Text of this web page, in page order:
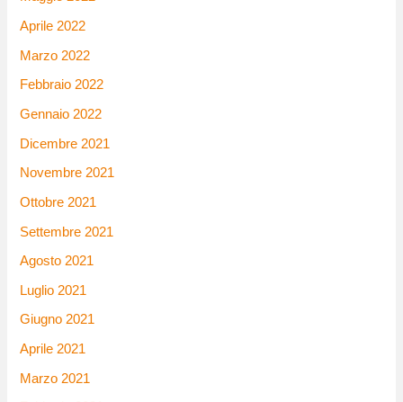
Aprile 2022
Marzo 2022
Febbraio 2022
Gennaio 2022
Dicembre 2021
Novembre 2021
Ottobre 2021
Settembre 2021
Agosto 2021
Luglio 2021
Giugno 2021
Aprile 2021
Marzo 2021